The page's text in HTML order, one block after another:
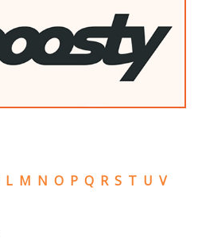
L M N O P Q R S T U V